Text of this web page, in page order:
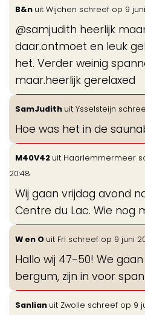
B&n uit Wijchen schreef op 9
@samjudith heerlijk
daar.ontmoet en leuk
het. Verder weinig
maar.heerlijk gerelaxed
SamJudith uit Ysselsteijn
Hoe was het in de
M40V42 uit Haarlemmermeer
20:48
Wij gaan vrijdag avond
Centre du Lac. Wie nog
W en O uit Frl schreef op 9 juni
Hallo wij 47-50! We
bergum, zijn in voor
Sanlian uit Zwolle schreef op 9